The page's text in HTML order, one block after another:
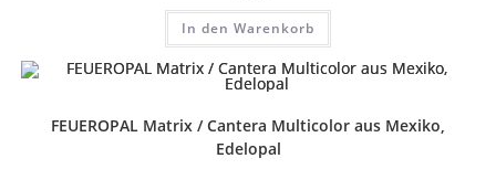
In den Warenkorb
FEUEROPAL Matrix / Cantera Multicolor aus Mexiko,
Edelopal